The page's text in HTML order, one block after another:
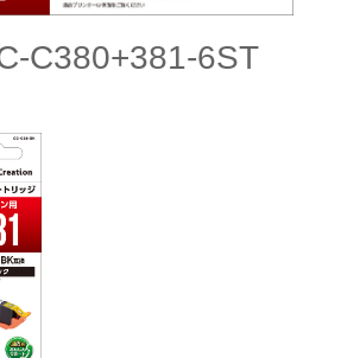
C380+381-6ST